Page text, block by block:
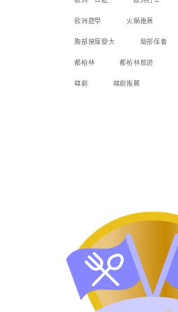
歐洲遊學 火鍋推薦
胸部按摩變大 臉部保養
都柏林 都柏林旅遊
韓劇 韓劇推薦